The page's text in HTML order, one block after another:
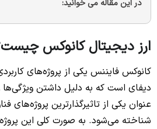
در این مقاله می خوانید:
ارز دیجیتال کانوکس
کانوکس فایننس یکی از پروژه‌های
دیفای است که به دلیل داشتن ویژگی‌ها
عنوان یکی از تاثیرگذارترین پروژه‌های
شناخته می‌شود. به صورت کلی این